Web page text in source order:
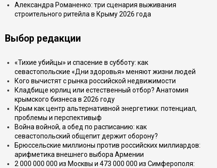
Александра Романенко: три сценария выживания
строительного ритейла в Крыму 2026 года
Выбор редакции
«Тихие убийцы» и спасение в субботу: как
севастопольские «Дни здоровья» меняют жизни людей
Кого вычистят с рынка российской недвижимости
Кладбище юрлиц или естественный отбор? Анатомия
крымского бизнеса в 2026 году
Крым как центр альтернативной энергетики: потенциал,
проблемы и перспективыф
Война войной, а обед по расписанию: как
севастопольский общепит держит оборону?
Брюссельские миллионы против российских миллиардов:
арифметика внешнего выбора Армении
2 000 000 000 из Москвы и 473 000 000 из Симферополя: